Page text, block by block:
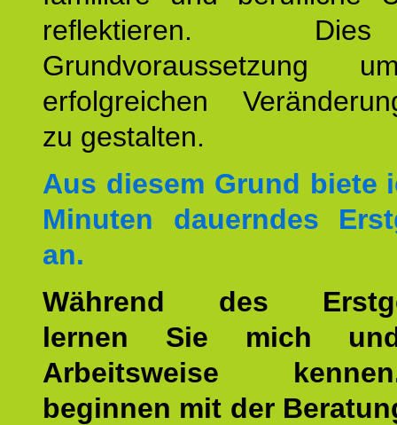
reflektieren.
Grundvoraussetzung
erfolgreichen
zu gestalten.
Aus diesem Grund biete
Minuten dauerndes
an.
Während des
lernen Sie mich
Arbeitsweise
beginnen mit der